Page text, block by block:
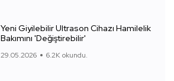
Yeni Giyilebilir Ultrason Cihazı Hamilelik
Bakımını 'Değiştirebilir'
29.05.2026 6.2K okundu.